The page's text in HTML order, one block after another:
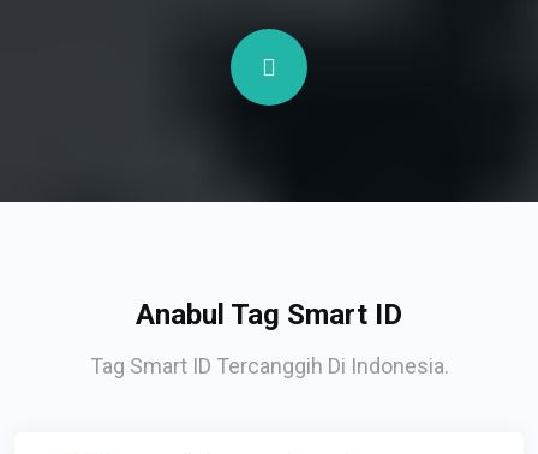
Anabul Tag Smart ID
Tag Smart ID Tercanggih Di Indonesia.